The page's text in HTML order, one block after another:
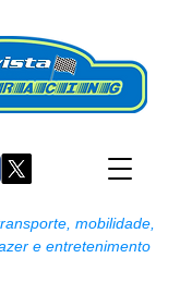
mobilidade,
e entretenimento